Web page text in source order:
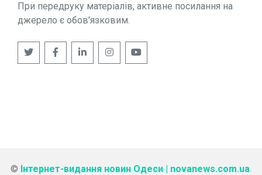
При передруку матеріалів, активне посилання на
джерело є обов'язковим.
© Інтернет-видання новин Одеси | novanews.com.ua.